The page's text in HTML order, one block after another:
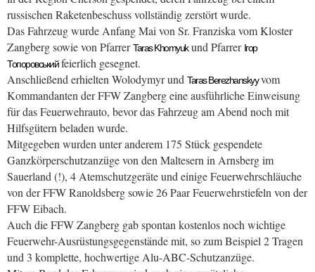
russischen Raketenbeschuss vollständig zerstört wurde.
Das Fahrzeug wurde Anfang Mai von Sr. Franziska vom Kloster
Zangberg sowie von PfarrerTaras Khomyukund Pfarrer Ігор
Топоровськийfeierlich gesegnet.
Anschließend erhielten Wolodymyr und Taras Berezhanskyyvom
Kommandanten der FFW Zangberg eine ausführliche Einweisung
für das Feuerwehrauto, bevor das Fahrzeug am Abend noch mit
Hilfsgütern beladen wurde.
Mitgegeben wurden unter anderem 175 Stück gespendete
Ganzkörperschutzanzüge von den Maltesern in Arnsberg im
Sauerland (!), 4 Atemschutzgeräte und einige Feuerwehrschläuche
von der FFW Ranoldsberg sowie 26 Paar Feuerwehrstiefeln von der
FFW Eibach.
Auch die FFW Zangberg gab spontan kostenlos noch wichtige
Feuerwehr-Ausrüstungsgegenstände mit, so zum Beispiel 2 Tragen
und 3 komplette, hochwertige Alu-ABC-Schutzanzüge.